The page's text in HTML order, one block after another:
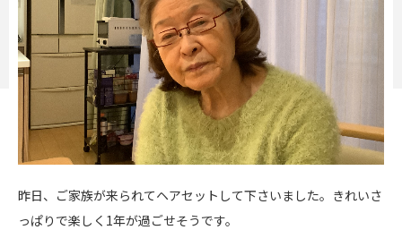
昨日、ご家族が来られてヘアセットして下さいました。きれいさ
っぱりで楽しく1年が過ごせそうです。